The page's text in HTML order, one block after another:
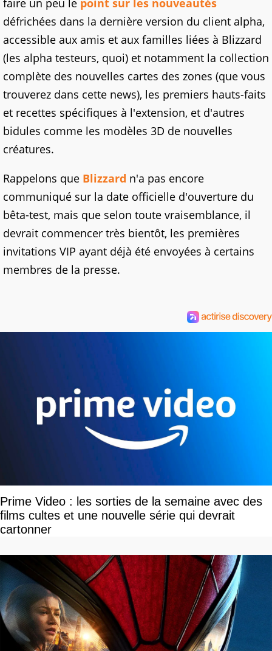
faire un peu le point sur les nouveautés
défrichées dans la dernière version du client alpha,
accessible aux amis et aux familles liées à Blizzard
(les alpha testeurs, quoi) et notamment la collection
complète des nouvelles cartes des zones (que vous
trouverez dans cette news), les premiers hauts-faits
et recettes spécifiques à l'extension, et d'autres
bidules comme les modèles 3D de nouvelles
créatures.
Rappelons que Blizzard n'a pas encore
communiqué sur la date officielle d'ouverture du
bêta-test, mais que selon toute vraisemblance, il
devrait commencer très bientôt, les premières
invitations VIP ayant déjà été envoyées à certains
membres de la presse.
Prime Video : les sorties de la semaine avec des
films cultes et une nouvelle série qui devrait
cartonner